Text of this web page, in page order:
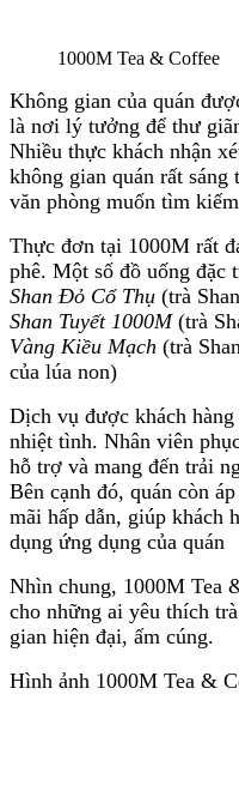
1000M Tea & Coffee
Không gian của quán
là nơi lý tưởng để thư
Nhiều thực khách nhận
không gian quán rất
văn phòng muốn tìm
Thực đơn tại 1000M rất
phê. Một số đồ uống đặc
Shan Đỏ Cổ Thụ (trà
Shan Tuyết 1000M(trà
Vàng Kiều Mạch (trà
của lúa non)​
Dịch vụ được khách
nhiệt tình. Nhân viên
hỗ trợ và mang đến trải
Bên cạnh đó, quán còn
mãi hấp dẫn, giúp khách
dụng ứng dụng của quán​
Nhìn chung, 1000M Tea
cho những ai yêu thích
gian hiện đại, ấm cúng.
Hình ảnh 1000M Tea &